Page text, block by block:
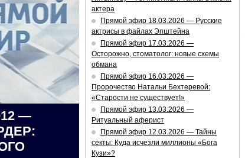
—
актера
Прямой эфир 18.03.2026 — Русские
актрисы в файлах Эпштейна
Прямой эфир 17.03.2026 —
Осторожно, стоматолог: новые схемы
обмана
Прямой эфир 16.03.2026 —
Пророчество Натальи Бехтеревой:
«Старости не существует!»
Прямой эфир 13.03.2026 —
Ритуальный аферист
Прямой эфир 12.03.2026 — Тайны
секты: Куда исчезли миллионы «Бога
Кузи»?